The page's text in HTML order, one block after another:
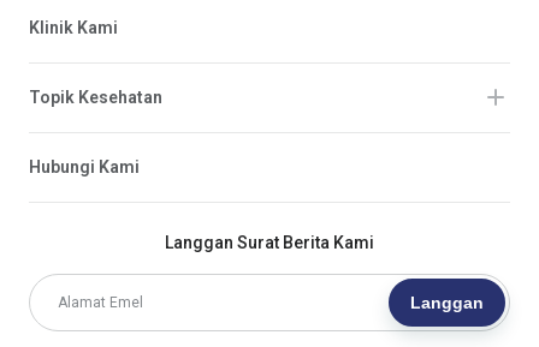
Langgan Surat Berita Kami
Langgan
Klinik Kami
Topik Kesehatan
Hubungi Kami